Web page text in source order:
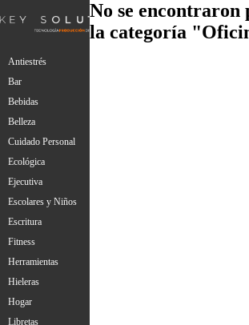
Antiestrés
Bar
Bebidas
Belleza
Cuidado Personal
Ecológica
Ejecutiva
Escolares y Niños
Escritura
Fitness
Herramientas
Hieleras
Hogar
Libretas
No se encontraron
la categoría